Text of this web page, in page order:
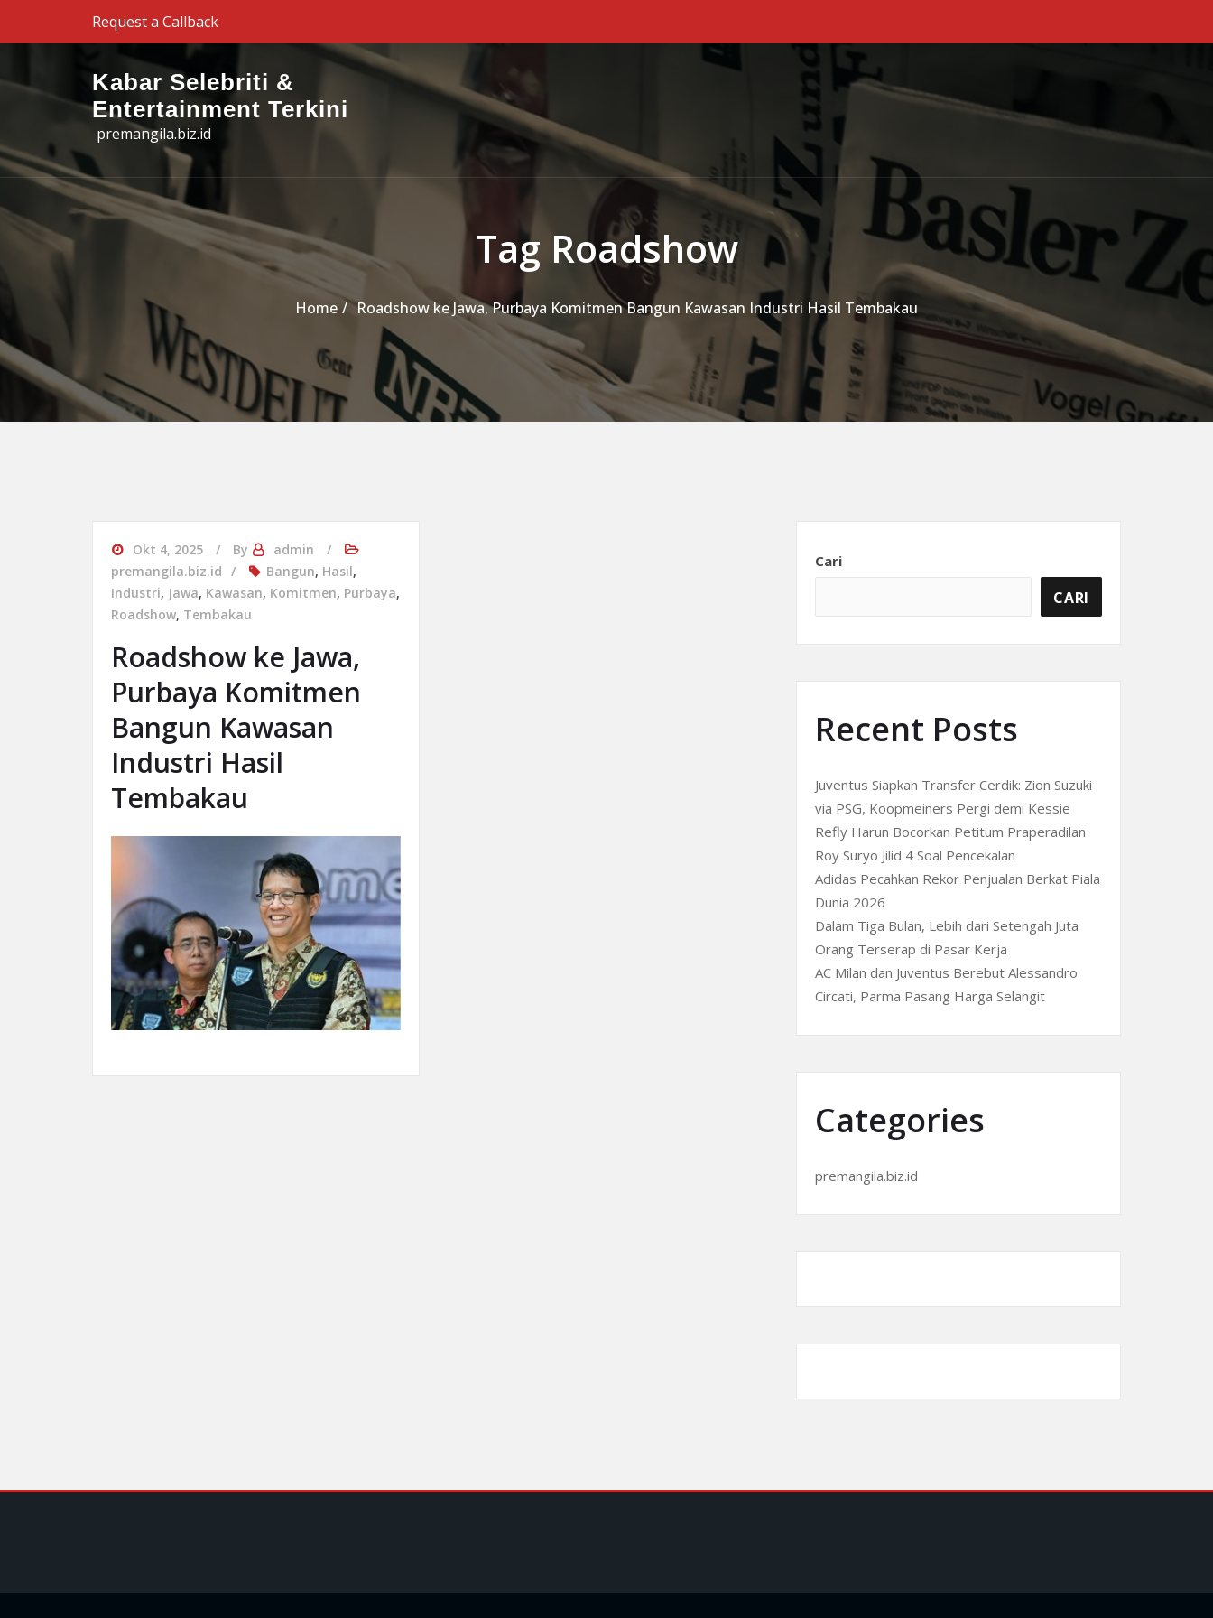
Skip to the contentRequest a Callback
Kabar Selebriti &
Entertainment Terkini
premangila.biz.id
Tag Roadshow
Home Roadshow ke Jawa, Purbaya Komitmen Bangun Kawasan Industri Hasil Tembakau
Okt 4, 2025 By
admin
premangila.biz.id
Bangun, Hasil,
Industri, Jawa, Kawasan, Komitmen, Purbaya,
Roadshow, Tembakau
Roadshow ke Jawa,
Purbaya Komitmen
Bangun Kawasan
Industri Hasil
Tembakau
Cari
CARI
Recent Posts
Juventus Siapkan Transfer Cerdik: Zion Suzuki
via PSG, Koopmeiners Pergi demi Kessie
Refly Harun Bocorkan Petitum Praperadilan
Roy Suryo Jilid 4 Soal Pencekalan
Adidas Pecahkan Rekor Penjualan Berkat Piala
Dunia 2026
Dalam Tiga Bulan, Lebih dari Setengah Juta
Orang Terserap di Pasar Kerja
AC Milan dan Juventus Berebut Alessandro
Circati, Parma Pasang Harga Selangit
Categories
premangila.biz.id